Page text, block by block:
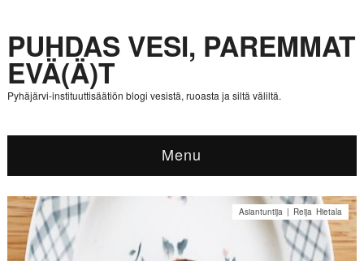
PUHDAS VESI, PAREMMAT
EVÄ(Ä)T
Pyhäjärvi-instituuttisäätiön blogi vesistä, ruoasta ja siltä väliltä.
Menu
Asiantuntija | Reija Hietala